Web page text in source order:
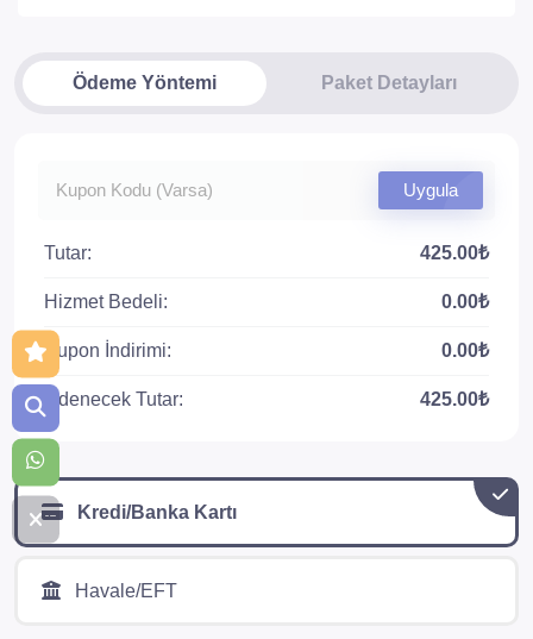
Ödeme Yöntemi Paket Detayları
Uygula
Tutar: 425.00₺
Hizmet Bedeli: 0.00₺
Kupon İndirimi: 0.00₺
Ödenecek Tutar: 425.00₺
Kredi/Banka Kartı
Havale/EFT